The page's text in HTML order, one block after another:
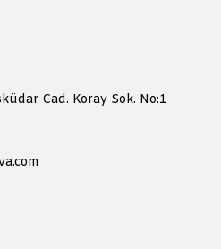
Cad. Koray Sok. No:1